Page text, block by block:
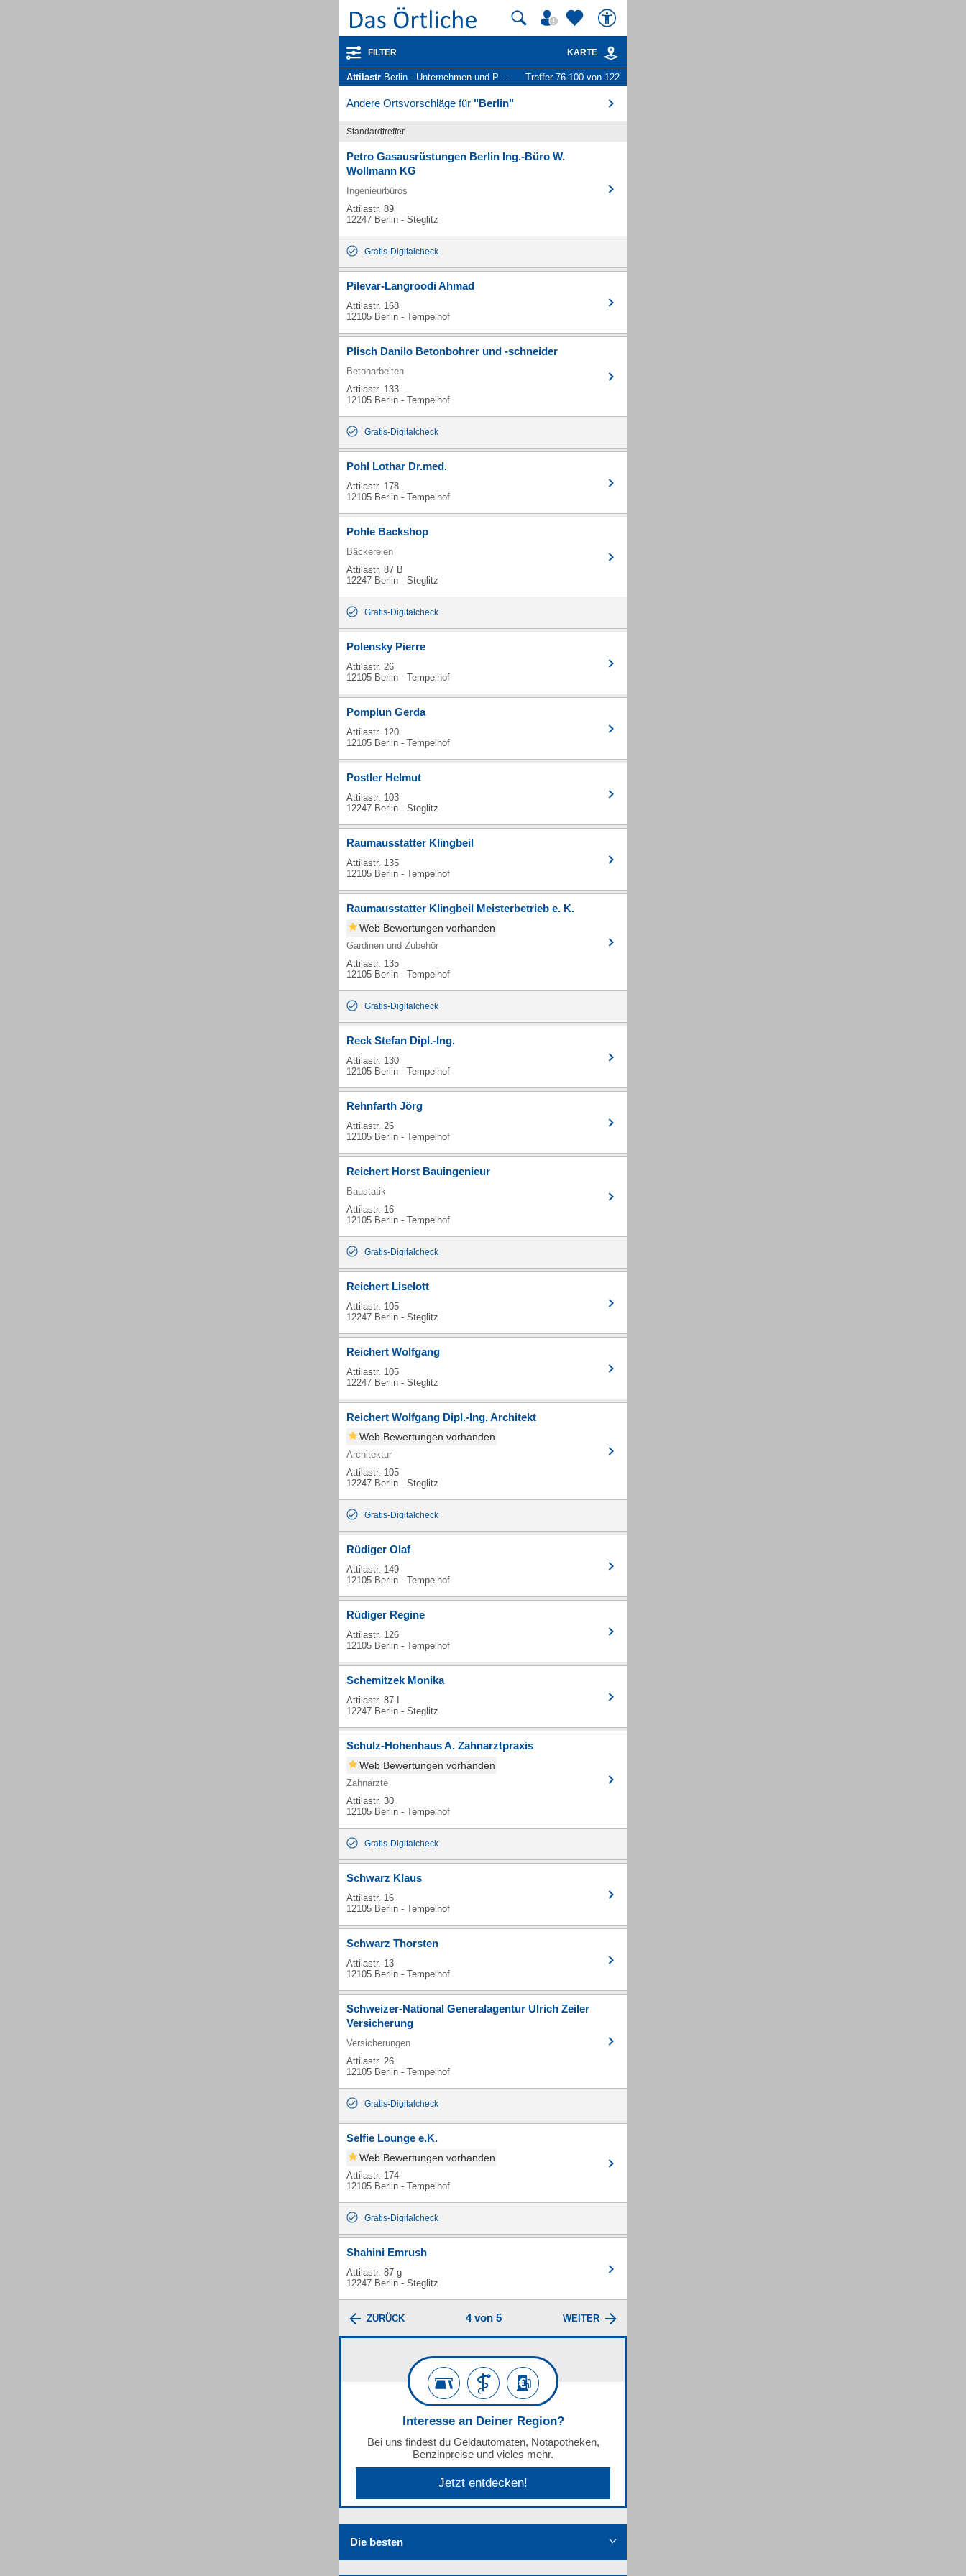
FILTER KARTE
Attilastr Berlin - Unternehmen und Personen Treffer 76-100 von 122
Andere Ortsvorschläge für "Berlin"
Standardtreffer
Petro Gasausrüstungen Berlin Ing.-Büro W.
Wollmann KG
Ingenieurbüros
Attilastr. 89
12247 Berlin - Steglitz
Gratis-Digitalcheck
Pilevar-Langroodi Ahmad
Attilastr. 168
12105 Berlin - Tempelhof
Plisch Danilo Betonbohrer und -schneider
Betonarbeiten
Attilastr. 133
12105 Berlin - Tempelhof
Gratis-Digitalcheck
Pohl Lothar Dr.med.
Attilastr. 178
12105 Berlin - Tempelhof
Pohle Backshop
Bäckereien
Attilastr. 87 B
12247 Berlin - Steglitz
Gratis-Digitalcheck
Polensky Pierre
Attilastr. 26
12105 Berlin - Tempelhof
Pomplun Gerda
Attilastr. 120
12105 Berlin - Tempelhof
Postler Helmut
Attilastr. 103
12247 Berlin - Steglitz
Raumausstatter Klingbeil
Attilastr. 135
12105 Berlin - Tempelhof
Raumausstatter Klingbeil Meisterbetrieb e. K.
Web Bewertungen vorhanden
Gardinen und Zubehör
Attilastr. 135
12105 Berlin - Tempelhof
Gratis-Digitalcheck
Reck Stefan Dipl.-Ing.
Attilastr. 130
12105 Berlin - Tempelhof
Rehnfarth Jörg
Attilastr. 26
12105 Berlin - Tempelhof
Reichert Horst Bauingenieur
Baustatik
Attilastr. 16
12105 Berlin - Tempelhof
Gratis-Digitalcheck
Reichert Liselott
Attilastr. 105
12247 Berlin - Steglitz
Reichert Wolfgang
Attilastr. 105
12247 Berlin - Steglitz
Reichert Wolfgang Dipl.-Ing. Architekt
Web Bewertungen vorhanden
Architektur
Attilastr. 105
12247 Berlin - Steglitz
Gratis-Digitalcheck
Rüdiger Olaf
Attilastr. 149
12105 Berlin - Tempelhof
Rüdiger Regine
Attilastr. 126
12105 Berlin - Tempelhof
Schemitzek Monika
Attilastr. 87 I
12247 Berlin - Steglitz
Schulz-Hohenhaus A. Zahnarztpraxis
Web Bewertungen vorhanden
Zahnärzte
Attilastr. 30
12105 Berlin - Tempelhof
Gratis-Digitalcheck
Schwarz Klaus
Attilastr. 16
12105 Berlin - Tempelhof
Schwarz Thorsten
Attilastr. 13
12105 Berlin - Tempelhof
Schweizer-National Generalagentur Ulrich Zeiler
Versicherung
Versicherungen
Attilastr. 26
12105 Berlin - Tempelhof
Gratis-Digitalcheck
Selfie Lounge e.K.
Web Bewertungen vorhanden
Attilastr. 174
12105 Berlin - Tempelhof
Gratis-Digitalcheck
Shahini Emrush
Attilastr. 87 g
12247 Berlin - Steglitz
ZURÜCK 4 von 5 WEITER
Interesse an Deiner Region?
Bei uns findest du Geldautomaten, Notapotheken,
Benzinpreise und vieles mehr.
Jetzt entdecken!
Die besten